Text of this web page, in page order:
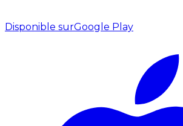
Disponible surGoogle Play